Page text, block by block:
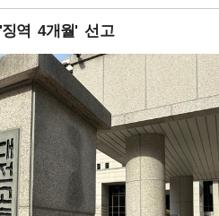
역 4개월' 선고